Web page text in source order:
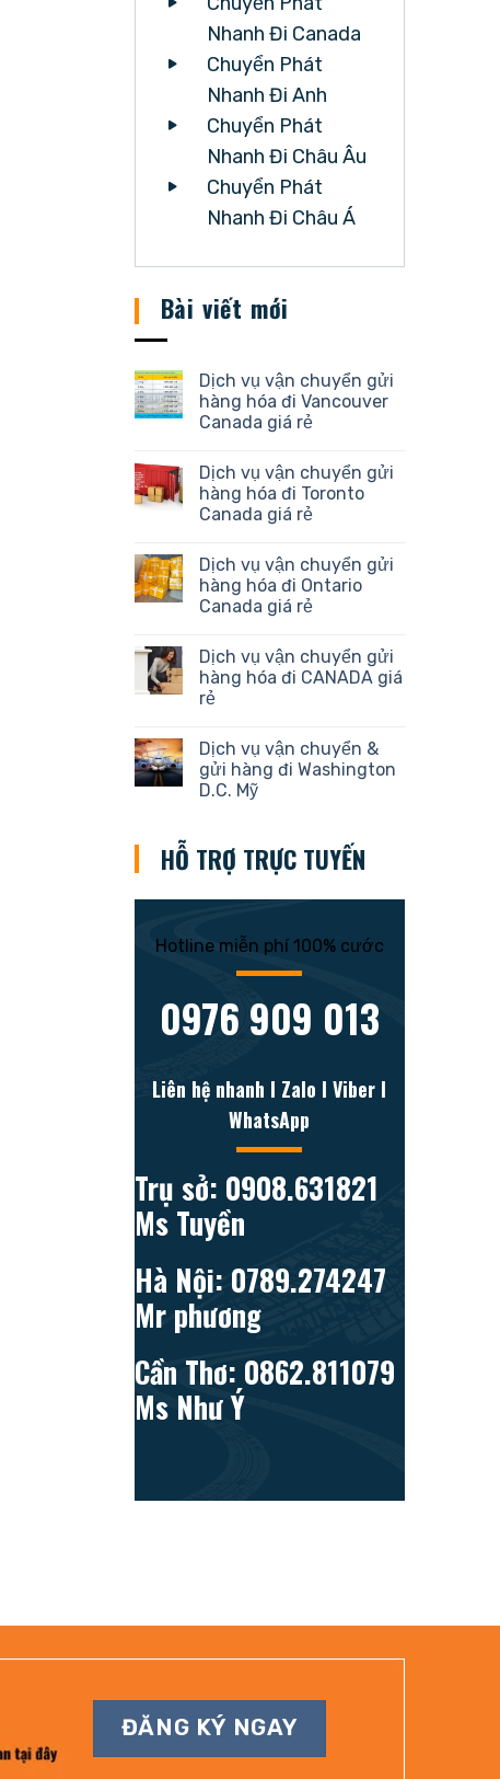
Nhanh Đi Canada
Chuyển Phát
Nhanh Đi Anh
Chuyển Phát
Nhanh Đi Châu Âu
Chuyển Phát
Nhanh Đi Châu Á
Bài viết mới
Dịch vụ vận chuyển gửi
hàng hóa đi Vancouver
Canada giá rẻ
Dịch vụ vận chuyển gửi
hàng hóa đi Toronto
Canada giá rẻ
Dịch vụ vận chuyển gửi
hàng hóa đi Ontario
Canada giá rẻ
Dịch vụ vận chuyển gửi
hàng hóa đi CANADA giá
rẻ
Dịch vụ vận chuyển &
gửi hàng đi Washington
D.C. Mỹ
HỖ TRỢ TRỰC TUYẾN
Hotline miễn phí 100% cước
0976 909 013
Liên hệ nhanh l Zalo l Viber l
WhatsApp
Trụ sở: 0908.631821
Ms Tuyền
Hà Nội: 0789.274247
Mr phương
Cần Thơ: 0862.811079
Ms Như Ý
ĐĂNG KÝ NGAY